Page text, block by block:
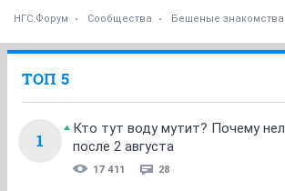
НГС.Форум Сообщества Бешеные знакомства
ТОП 5
1
Кто тут воду мутит? Почему
после 2 августа
17 411 28